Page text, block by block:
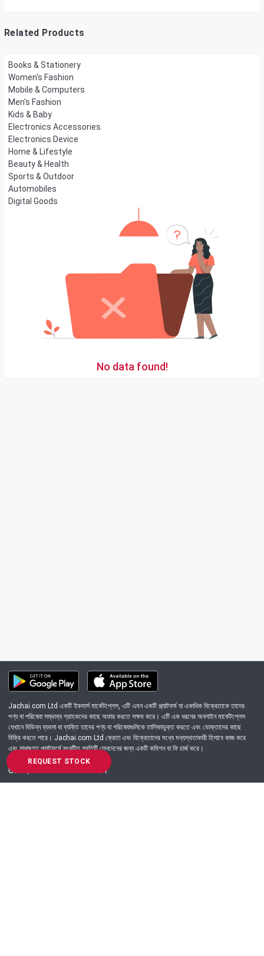
REQUEST STOCK
Related Products
Books & Stationery
Women's Fashion
Mobile & Computers
Men's Fashion
Kids & Baby
Electronics Accessories
Electronics Device
Home & Lifestyle
Beauty & Health
Sports & Outdoor
Automobiles
Digital Goods
No data found!
Jachai.com Ltd একটি ইকমার্স মার্কেটপ্লেস, এটি এমন একটি প্ল্যাটফর্ম যা একাধিক বিক্রেতাকে তাদের
পণ্য বা পরিষেবা সম্ভাব্য গ্রাহকদের কাছে অফার করতে সক্ষম করে। এটি এক ধরনের অনলাইন মার্কেটপ্লেস
যেখানে বিভিন্ন ব্যবসা বা ব্যক্তি তাদের পণ্য বা পরিষেবাগুলিকে তালিকাভুক্ত করতে এবং ভোক্তাদের কাছে
বিক্রি করতে পারে। Jachai.com Ltd ক্রেতা এবং বিক্রেতাদের মধ্যে মধ্যস্থতাকারী হিসাবে কাজ করে
এবং সাধারণত প্ল্যাটফর্মে সংঘটিত প্রতিটি লেনদেনের জন্য একটি কমিশন বা ফি চার্জ করে।
Got Question? Call us 24/7